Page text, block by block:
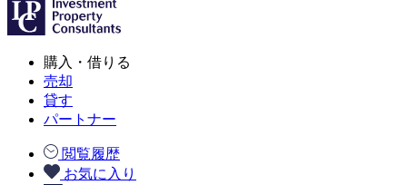
購入・借りる
売却
貸す
パートナー
閲覧履歴
お気に入り